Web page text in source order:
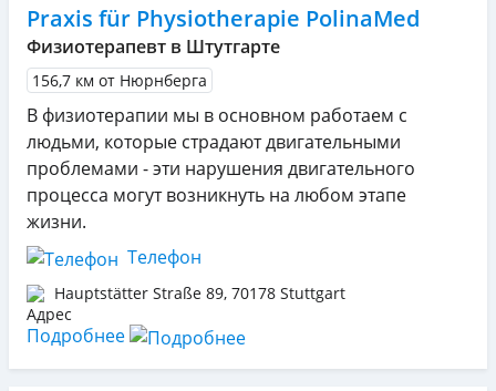
Praxis für Physiotherapie PolinaMed
Физиотерапевт в Штутгарте
156,7 км от Нюрнберга
В физиотерапии мы в основном работаем с
людьми, которые страдают двигательными
проблемами - эти нарушения двигательного
процесса могут возникнуть на любом этапе
жизни.
Телефон
Hauptstätter Straße 89, 70178 Stuttgart
Подробнее